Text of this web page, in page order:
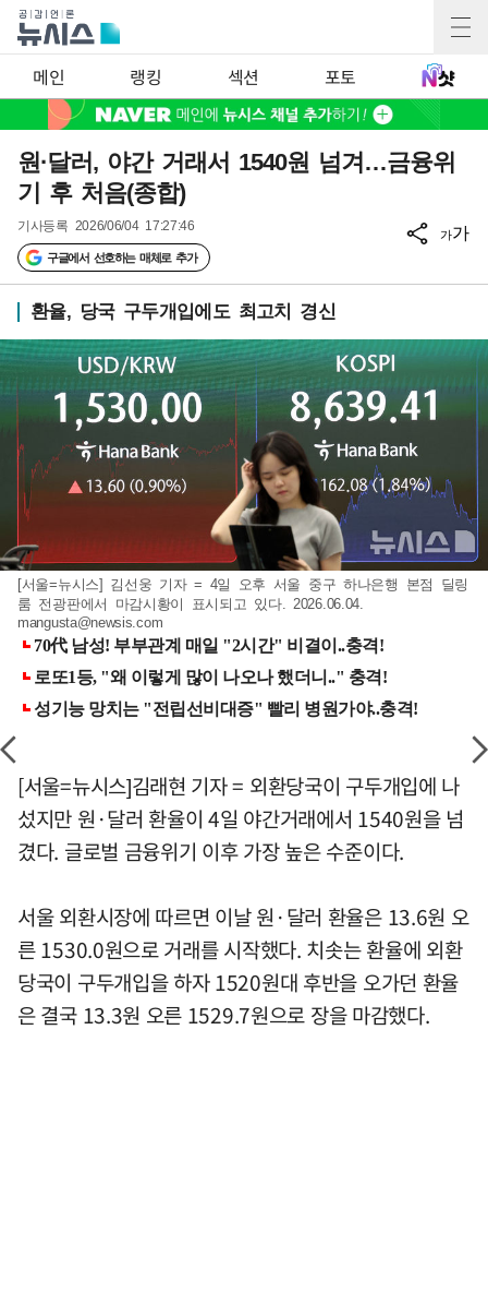
메인 랭킹 섹션 포토
원·달러, 야간 거래서 1540원 넘겨…금융위
기 후 처음(종합)
기사등록 2026/06/04 17:27:46
구글에서 선호하는 매체로 추가
가가
환율, 당국 구두개입에도 최고치 경신
[서울=뉴시스] 김선웅 기자 = 4일 오후 서울 중구 하나은행 본점 딜링
룸 전광판에서 마감시황이 표시되고 있다. 2026.06.04.
mangusta@newsis.com
[서울=뉴시스]김래현 기자 = 외환당국이 구두개입에 나
섰지만 원·달러 환율이 4일 야간거래에서 1540원을 넘
겼다. 글로벌 금융위기 이후 가장 높은 수준이다.
서울 외환시장에 따르면 이날 원·달러 환율은 13.6원 오
른 1530.0원으로 거래를 시작했다. 치솟는 환율에 외환
당국이 구두개입을 하자 1520원대 후반을 오가던 환율
은 결국 13.3원 오른 1529.7원으로 장을 마감했다.